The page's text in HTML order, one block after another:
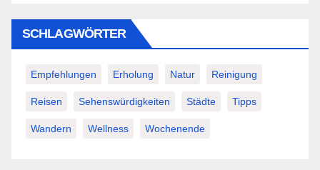
SCHLAGWÖRTER
Empfehlungen Erholung Natur Reinigung
Reisen Sehenswürdigkeiten Städte Tipps
Wandern Wellness Wochenende